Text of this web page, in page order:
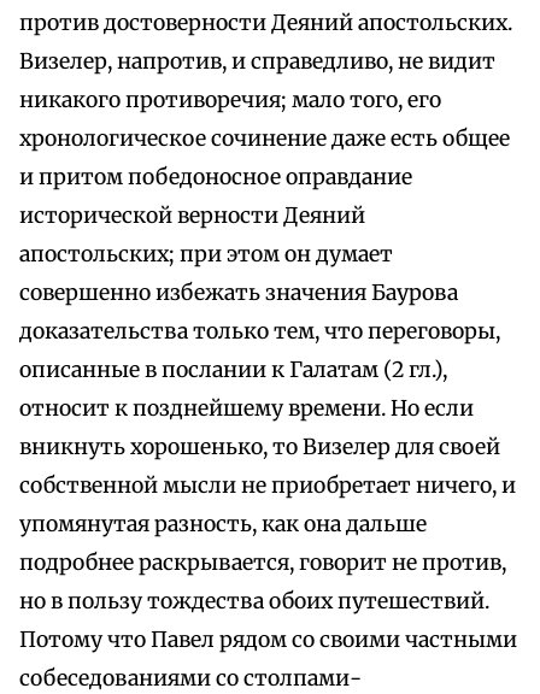
против достоверности Деяний апостольских.
Визелер, напротив, и справедливо, не видит
никакого противоречия; мало того, его
хронологическое сочинение даже есть общее
и притом победоносное оправдание
исторической верности Деяний
апостольских; при этом он думает
совершенно избежать значения Баурова
доказательства только тем, что переговоры,
описанные в послании к Галатам (2 гл.),
относит к позднейшему времени. Но если
вникнуть хорошенько, то Визелер для своей
собственной мысли не приобретает ничего, и
упомянутая разность, как она дальше
подробнее раскрывается, говорит не против,
но в пользу тождества обоих путешествий.
Потому что Павел рядом со своими частными
собеседованиями со столпами-